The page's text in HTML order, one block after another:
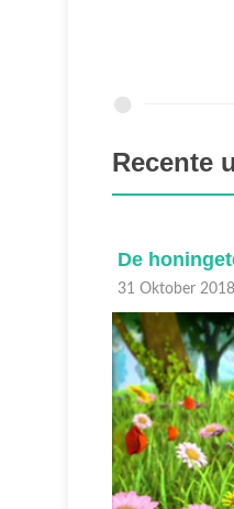
Recente
Zus weet
05 September